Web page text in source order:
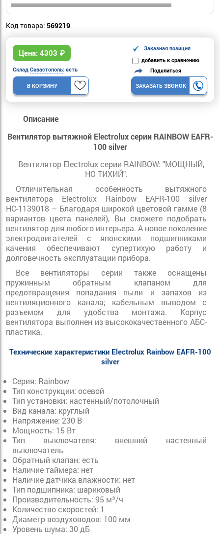
Код товара: 569219
Цена: 4303 ₽
Заказная позиция
добавить к сравнению
Склад Севастополь: есть
В КОРЗИНУ
Поделиться
ЗАКАЗАТЬ ЗВОНОК
Описание
Вентилятор вытяжной Electrolux серии RAINBOW EAFR-
100 silver
Вентилятор Electrolux серии RAINBOW: "МОЩНЫЙ,
НО ТИХИЙ".
Отличительная особенность вытяжного
вентилятора Electrolux Rainbow EAFR-100 silver
НС-1139018 – Благодаря широкой цветовой гамме (8
вариантов цвета панелей), Вы сможете подобрать
вентилятор для любого интерьера. А новое поколение
электродвигателей с японскими подшипниками
качения обеспечивают супертихую работу и
долговечность эксплуатации прибора.
Все вентиляторы серии также оснащены
пружинным обратным клапаном для
предотвращения попадания пыли и запахов из
вентиляционного канала; кабельным выводом с
разъемом для удобства монтажа. Корпус
вентилятора выполнен из высококачественного АБС-
пластика.
Технические характеристики Electrolux Rainbow EAFR-100
silver
Серия: Rainbow
Тип конструкции: осевой
Тип установки: настенный/потолочный
Вид канала: круглый
Напряжение: 230 В
Мощность: 15 Вт
Тип выключателя: внешний настенный
выключатель
Обратный клапан: есть
Наличие таймера: нет
Наличие датчика влажности: нет
Тип подшипника: шариковый
Производительность: 95 м³/ч
Количество скоростей: 1
Диаметр воздуховодов: 100 мм
Уровень шума: 30 дБ